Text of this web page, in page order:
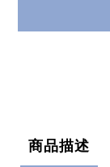
商品描述